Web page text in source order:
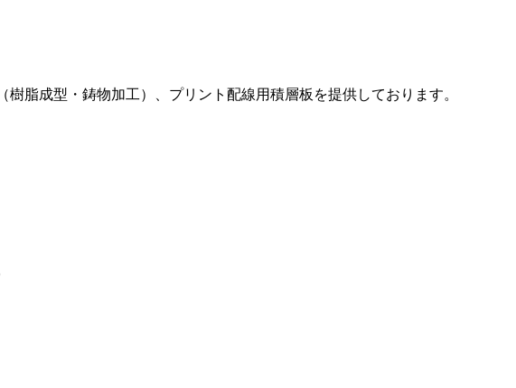
脂成型・鋳物加工）、プリント配線⽤積層板を提供しております。